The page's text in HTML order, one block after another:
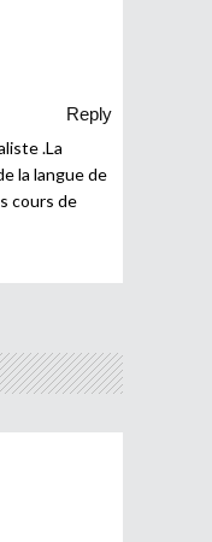
Reply
.La
la langue de
cours de